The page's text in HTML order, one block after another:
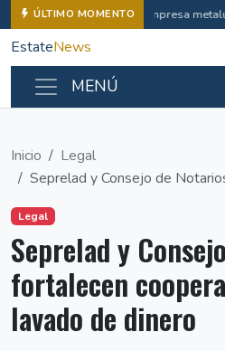
ÚLTIMO MOMENTO Empresa
EstateNews
MENÚ
Inicio
Legal
Seprelad y Consejo de
Legal
Seprelad y
fortalecen
lavado de dinero